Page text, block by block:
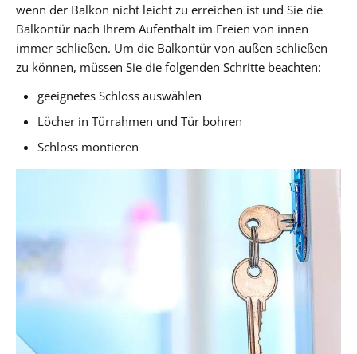
wenn der Balkon nicht leicht zu erreichen ist und Sie die
Balkontür nach Ihrem Aufenthalt im Freien von innen
immer schließen. Um die Balkontür von außen schließen
zu können, müssen Sie die folgenden Schritte beachten:
geeignetes Schloss auswählen
Löcher in Türrahmen und Tür bohren
Schloss montieren